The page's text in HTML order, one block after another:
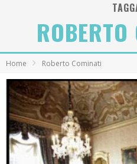
SEE YOU AT 5 | Chanel
Home Roberto Cominati